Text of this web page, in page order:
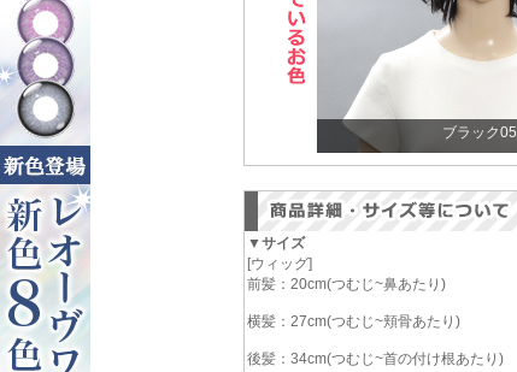
ブラック05
▼サイズ
[ウィッグ]
前髪：20cm(つむじ~鼻あたり)
横髪：27cm(つむじ~頬骨あたり)
後髪：34cm(つむじ~首の付け根あたり)